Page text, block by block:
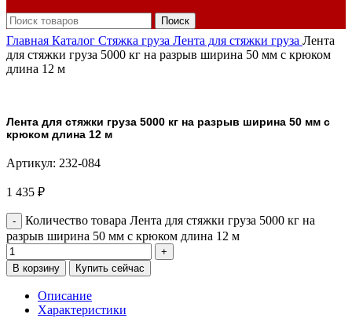
Поиск
Главная Каталог Стяжка груза Лента для стяжки груза Лента
для стяжки груза 5000 кг на разрыв ширина 50 мм с крюком
длина 12 м
Лента для стяжки груза 5000 кг на разрыв ширина 50 мм с
крюком длина 12 м
Артикул: 232-084
1 435 ₽
Количество товара Лента для стяжки груза 5000 кг на
разрыв ширина 50 мм с крюком длина 12 м
В корзину Купить сейчас
Описание
Характеристики